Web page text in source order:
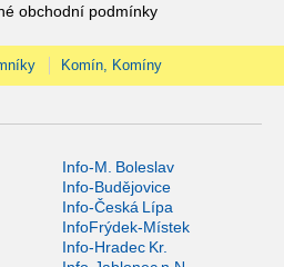
obchodní podmínky
Komín, Komíny
Info-M. Boleslav
Info-Budějovice
Info-Česká Lípa
InfoFrýdek-Místek
Info-Hradec Kr.